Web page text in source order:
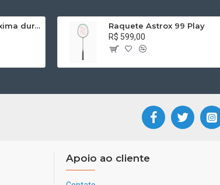
Corda BG65 - A máxima durabilidade - Rolo 200m
Raquete Astrox 99 Play
R$ 599,00
Apoio ao cliente